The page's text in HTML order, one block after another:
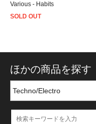
Various - Habits
SOLD OUT
ほかの商品を探す